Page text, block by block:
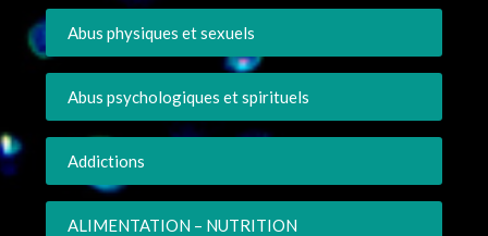
Abus physiques et sexuels
Abus psychologiques et spirituels
Addictions
ALIMENTATION – NUTRITION